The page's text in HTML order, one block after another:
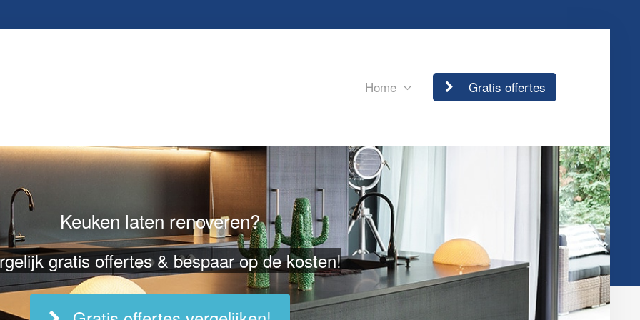
Home Gratis offertes
Keuken laten renoveren?
gratis offertes & bespaar op de kosten!